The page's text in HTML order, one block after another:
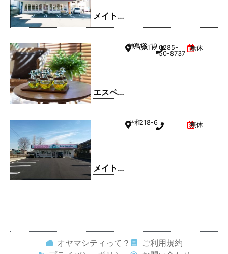
店
メイト
ドリー
エスペ
ランサ
神鳥谷
2-15-19
CALMひととのやA棟
0285-
50-8737
無休
メイト
ドリー
平和218-6 無休
オヤマシティって？
ご利用規約